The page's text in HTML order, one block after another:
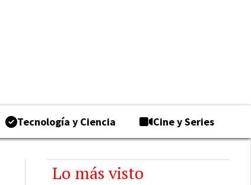
Tecnología y Ciencia Cine y Series
Lo más visto